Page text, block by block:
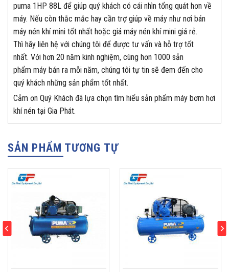
puma 1HP 88L để giúp quý khách có cái nhìn tổng quát hơn về
máy. Nếu còn thắc mắc hay cần trợ giúp về máy như nơi bán
máy nén khí mini tốt nhất hoặc giá máy nén khí mini giá rẻ.
Thì hãy liên hệ với chúng tôi để được tư vấn và hỗ trợ tốt
nhất. Với hơn 20 năm kinh nghiệm, cùng hơn 1000 sản
phẩm máy bán ra mỗi năm, chúng tôi tự tin sẽ đem đến cho
quý khách những sản phẩm tốt nhất.
Cảm ơn Quý Khách đã lựa chọn tìm hiểu sản phẩm máy bơm hơi
khí nén tại Gia Phát.
SẢN PHẨM TƯƠNG TỰ